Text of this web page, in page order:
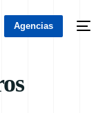
Agencias